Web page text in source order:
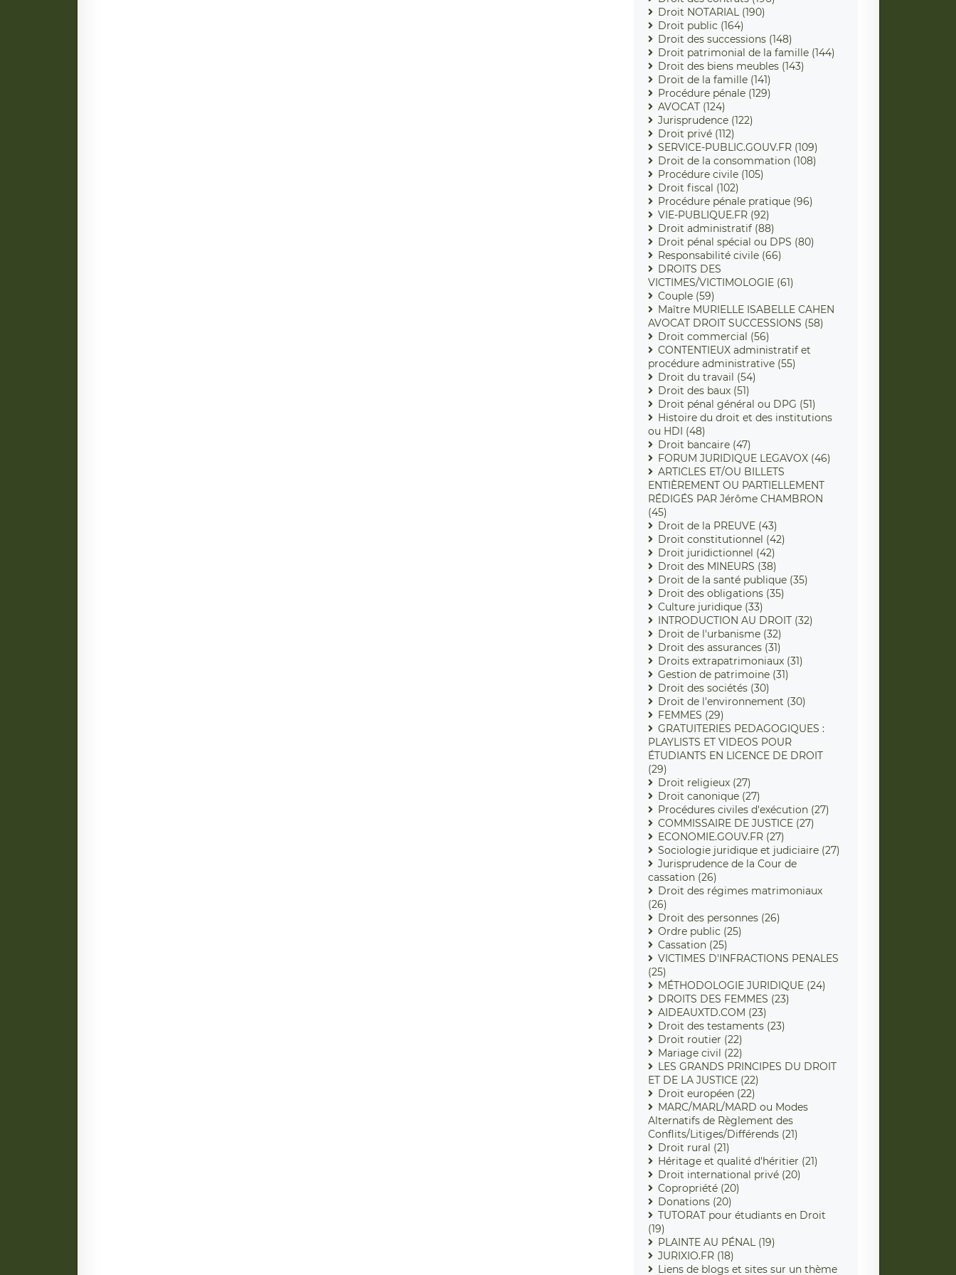
Droit NOTARIAL (190)
Droit public (164)
Droit des successions (148)
Droit patrimonial de la famille (144)
Droit des biens meubles (143)
Droit de la famille (141)
Procédure pénale (129)
AVOCAT (124)
Jurisprudence (122)
Droit privé (112)
SERVICE-PUBLIC.GOUV.FR (109)
Droit de la consommation (108)
Procédure civile (105)
Droit fiscal (102)
Procédure pénale pratique (96)
VIE-PUBLIQUE.FR (92)
Droit administratif (88)
Droit pénal spécial ou DPS (80)
Responsabilité civile (66)
DROITS DES
VICTIMES/VICTIMOLOGIE (61)
Couple (59)
Maître MURIELLE ISABELLE CAHEN
AVOCAT DROIT SUCCESSIONS (58)
Droit commercial (56)
CONTENTIEUX administratif et
procédure administrative (55)
Droit du travail (54)
Droit des baux (51)
Droit pénal général ou DPG (51)
Histoire du droit et des institutions
ou HDI (48)
Droit bancaire (47)
FORUM JURIDIQUE LEGAVOX (46)
ARTICLES ET/OU BILLETS
ENTIÈREMENT OU PARTIELLEMENT
RÉDIGÉS PAR Jérôme CHAMBRON
(45)
Droit de la PREUVE (43)
Droit constitutionnel (42)
Droit juridictionnel (42)
Droit des MINEURS (38)
Droit de la santé publique (35)
Droit des obligations (35)
Culture juridique (33)
INTRODUCTION AU DROIT (32)
Droit de l'urbanisme (32)
Droit des assurances (31)
Droits extrapatrimoniaux (31)
Gestion de patrimoine (31)
Droit des sociétés (30)
Droit de l'environnement (30)
FEMMES (29)
GRATUITERIES PEDAGOGIQUES :
PLAYLISTS ET VIDEOS POUR
ÉTUDIANTS EN LICENCE DE DROIT
(29)
Droit religieux (27)
Droit canonique (27)
Procédures civiles d'exécution (27)
COMMISSAIRE DE JUSTICE (27)
ECONOMIE.GOUV.FR (27)
Sociologie juridique et judiciaire (27)
Jurisprudence de la Cour de
cassation (26)
Droit des régimes matrimoniaux
(26)
Droit des personnes (26)
Ordre public (25)
Cassation (25)
VICTIMES D'INFRACTIONS PENALES
(25)
MÉTHODOLOGIE JURIDIQUE (24)
DROITS DES FEMMES (23)
AIDEAUXTD.COM (23)
Droit des testaments (23)
Droit routier (22)
Mariage civil (22)
LES GRANDS PRINCIPES DU DROIT
ET DE LA JUSTICE (22)
Droit européen (22)
MARC/MARL/MARD ou Modes
Alternatifs de Règlement des
Conflits/Litiges/Différends (21)
Droit rural (21)
Héritage et qualité d'héritier (21)
Droit international privé (20)
Copropriété (20)
Donations (20)
TUTORAT pour étudiants en Droit
(19)
PLAINTE AU PÉNAL (19)
JURIXIO.FR (18)
Liens de blogs et sites sur un thème